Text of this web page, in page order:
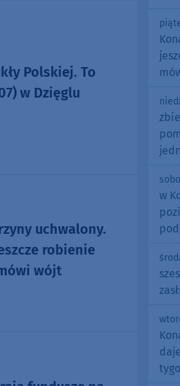
Polskiej. To
w Dzięglu
uchwalony.
robienie
wójt
w